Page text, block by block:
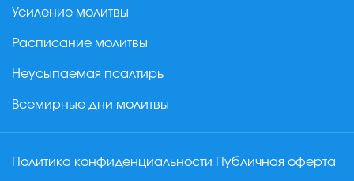
Усиление молитвы
Расписание молитвы
Неусыпаемая псалтирь
Всемирные дни молитвы
Политика конфиденциальности Публичная оферта